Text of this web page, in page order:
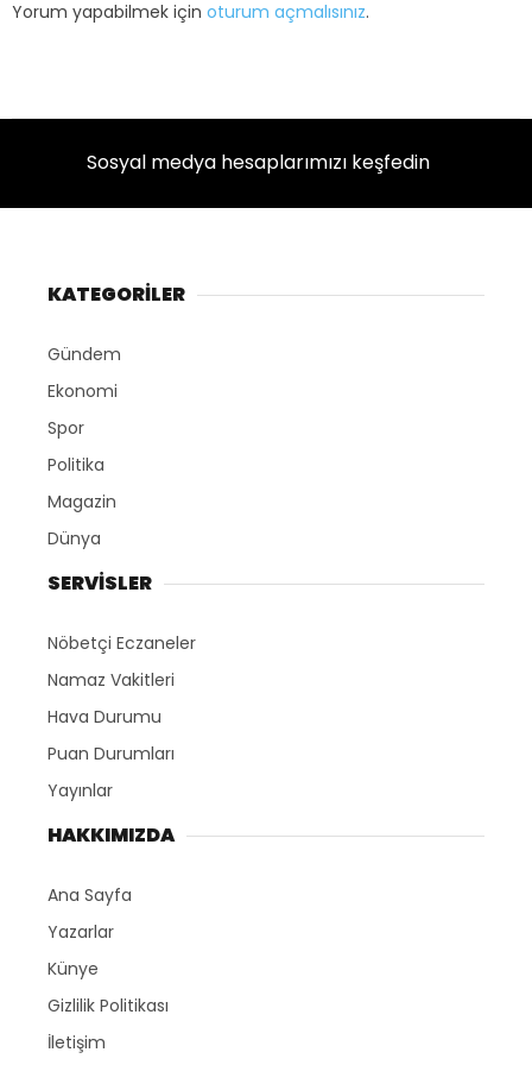
Yorum yapabilmek için oturum açmalısınız.
Sosyal medya hesaplarımızı keşfedin
KATEGORİLER
Gündem
Ekonomi
Spor
Politika
Magazin
Dünya
SERVİSLER
Nöbetçi Eczaneler
Namaz Vakitleri
Hava Durumu
Puan Durumları
Yayınlar
HAKKIMIZDA
Ana Sayfa
Yazarlar
Künye
Gizlilik Politikası
İletişim